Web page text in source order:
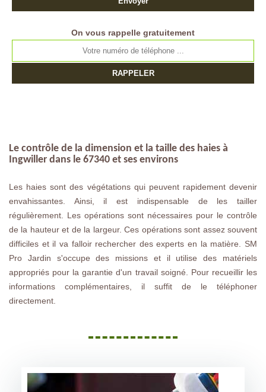
On vous rappelle gratuitement
Le contrôle de la dimension et la taille des haies à
Ingwiller dans le 67340 et ses environs
Les haies sont des végétations qui peuvent rapidement devenir
envahissantes. Ainsi, il est indispensable de les tailler
régulièrement. Les opérations sont nécessaires pour le contrôle
de la hauteur et de la largeur. Ces opérations sont assez souvent
difficiles et il va falloir rechercher des experts en la matière. SM
Pro Jardin s'occupe des missions et il utilise des matériels
appropriés pour la garantie d'un travail soigné. Pour recueillir les
informations complémentaires, il suffit de le téléphoner
directement.